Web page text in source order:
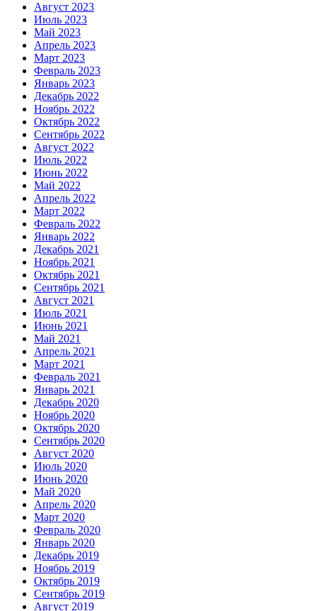
Август 2023
Июль 2023
Май 2023
Апрель 2023
Март 2023
Февраль 2023
Январь 2023
Декабрь 2022
Ноябрь 2022
Октябрь 2022
Сентябрь 2022
Август 2022
Июль 2022
Июнь 2022
Май 2022
Апрель 2022
Март 2022
Февраль 2022
Январь 2022
Декабрь 2021
Ноябрь 2021
Октябрь 2021
Сентябрь 2021
Август 2021
Июль 2021
Июнь 2021
Май 2021
Апрель 2021
Март 2021
Февраль 2021
Январь 2021
Декабрь 2020
Ноябрь 2020
Октябрь 2020
Сентябрь 2020
Август 2020
Июль 2020
Июнь 2020
Май 2020
Апрель 2020
Март 2020
Февраль 2020
Январь 2020
Декабрь 2019
Ноябрь 2019
Октябрь 2019
Сентябрь 2019
Август 2019